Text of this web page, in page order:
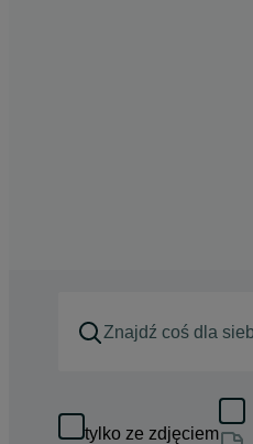
tylko ze zdjęciem